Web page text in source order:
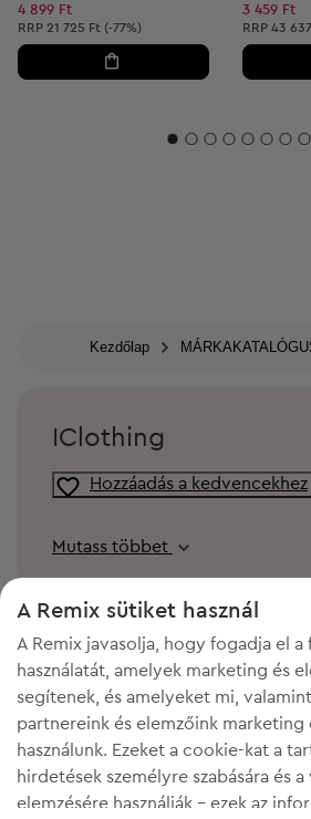
4 899 Ft
Ajánlott ár:
RRP 21 725 Ft (-77%)
3 459 Ft
Ajánlott ár:
RRP 43
Kezdőlap
IClothing
Hozzáadás a kedvencekhez
Mutass többet
KELL A HELY A
A Remix sütiket használ
A Remix javasolja, hogy fogadja el
használatát, amelyek marketing és
segítenek, és amelyeket mi,
partnereink és elemzőink marketing
használunk. Ezeket a cookie-kat a
hirdetések személyre szabására és
elemzésére használják - ezek az